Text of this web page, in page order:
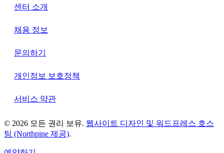
센터 소개
채용 정보
문의하기
개인정보 보호정책
서비스 약관
© 2026 모든 권리 보유. 웹사이트 디자인 및 워드프레스 호스
팅 (Northpine 제공).